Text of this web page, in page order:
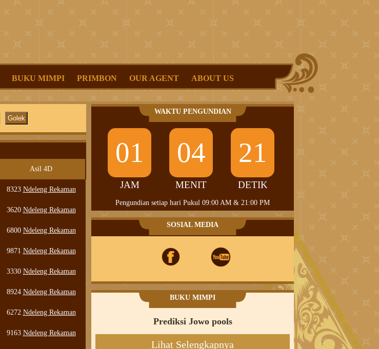
BUKU MIMPI PRIMBON OUR AGENT ABOUT US
Asil 4D
8323 Ndeleng Rekaman
3620 Ndeleng Rekaman
6800 Ndeleng Rekaman
9871 Ndeleng Rekaman
3330 Ndeleng Rekaman
8924 Ndeleng Rekaman
6272 Ndeleng Rekaman
9163 Ndeleng Rekaman
WAKTU PENGUNDIAN
01
JAM
04
MENIT
20
DETIK
Pengundian setiap hari Pukul 09:00 AM & 21:00 PM
SOSIAL MEDIA
BUKU MIMPI
Prediksi Jowo pools
Lihat Selengkapnya